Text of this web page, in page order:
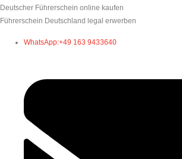
Deutscher Führerschein online kaufen
Führerschein Deutschland legal erwerben
WhatsApp:+49 163 9433640